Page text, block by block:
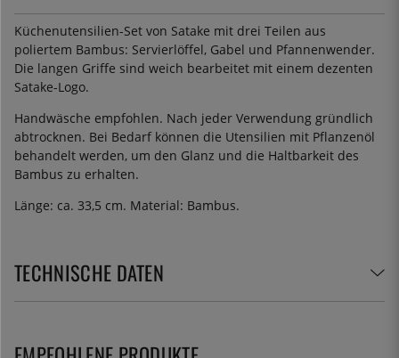
Küchenutensilien-Set von Satake mit drei Teilen aus
poliertem Bambus: Servierlöffel, Gabel und Pfannenwender.
Die langen Griffe sind weich bearbeitet mit einem dezenten
Satake-Logo.
Handwäsche empfohlen. Nach jeder Verwendung gründlich
abtrocknen. Bei Bedarf können die Utensilien mit Pflanzenöl
behandelt werden, um den Glanz und die Haltbarkeit des
Bambus zu erhalten.
Länge: ca. 33,5 cm. Material: Bambus.
TECHNISCHE DATEN